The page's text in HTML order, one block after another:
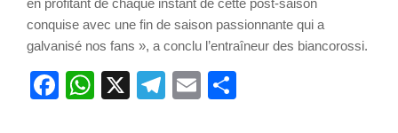
en profitant de chaque instant de cette post-saison
conquise avec une fin de saison passionnante qui a
galvanisé nos fans », a conclu l’entraîneur des biancorossi.
Facebook
WhatsApp
X Telegram
Email